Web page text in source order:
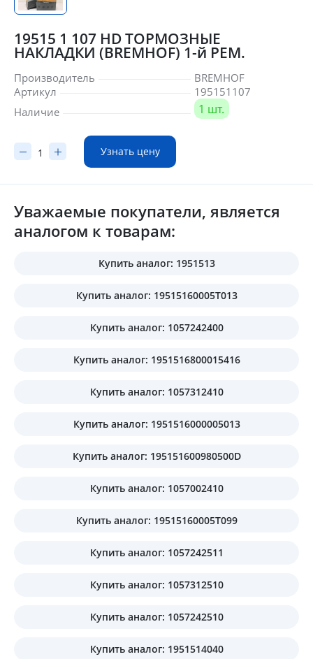
19515 1 107 HD ТОРМОЗНЫЕ
НАКЛАДКИ (BREMHOF) 1-й РЕМ.
Производитель
BREMHOF
Артикул
195151107
Наличие
1 шт.
Узнать цену
Уважаемые покупатели, является
аналогом к товарам:
Купить аналог: 1951513
Купить аналог: 19515160005T013
Купить аналог: 1057242400
Купить аналог: 1951516800015416
Купить аналог: 1057312410
Купить аналог: 1951516000005013
Купить аналог: 195151600980500D
Купить аналог: 1057002410
Купить аналог: 19515160005T099
Купить аналог: 1057242511
Купить аналог: 1057312510
Купить аналог: 1057242510
Купить аналог: 1951514040